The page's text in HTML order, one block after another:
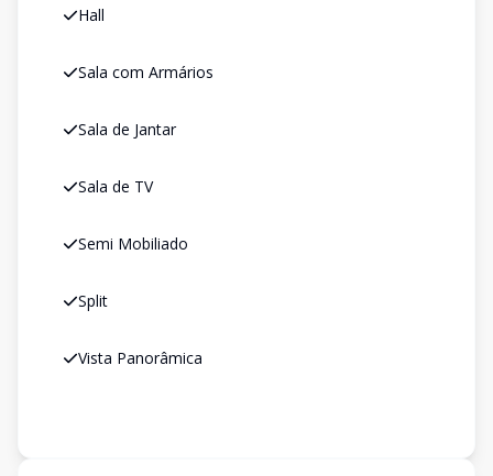
Hall
Sala com Armários
Sala de Jantar
Sala de TV
Semi Mobiliado
Split
Vista Panorâmica